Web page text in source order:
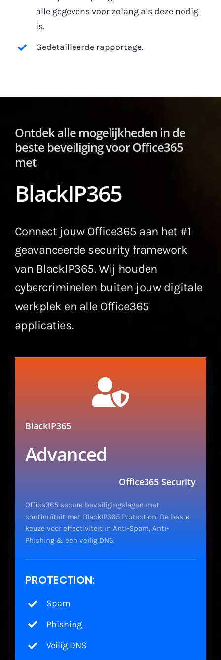
alle gegevens voor zolang als deze nodig
is.
Gedetailleerde rapportage.
Ontdek alle mogelijkheden in de
beste beveiliging voor Office365
met
BlackIP365
Connect jouw Office365 aan het #1
geavanceerde security framework
van BlackIP365. Wij houden
cybercriminelen buiten jouw digitale
werkplek en alle Office365
applicaties.
BlackIP365
Advanced
Office365 Security
Office365 secure beveiligingslagen met
continuïteit met BlackIP365 Protection. De beste
keuze voor effectiviteit in Anti-Spam, Anti-
Phishing & een veilig DNS.
PROTECTION:
Spam
Phishing
Veilig DNS